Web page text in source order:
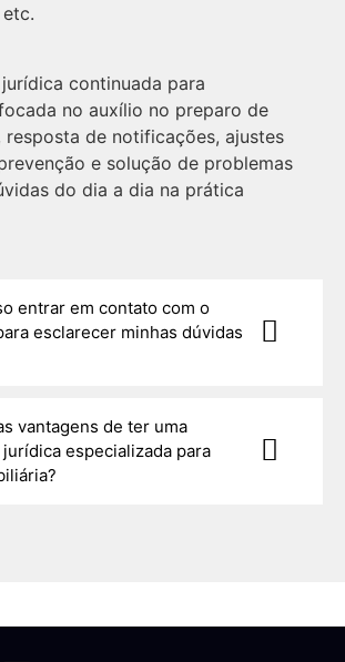
continuada para
no auxílio no preparo de
resposta de notificações, ajustes
e solução de problemas
do dia a dia na prática
entrar em contato com o
esclarecer minhas dúvidas
vantagens de ter uma
especializada para